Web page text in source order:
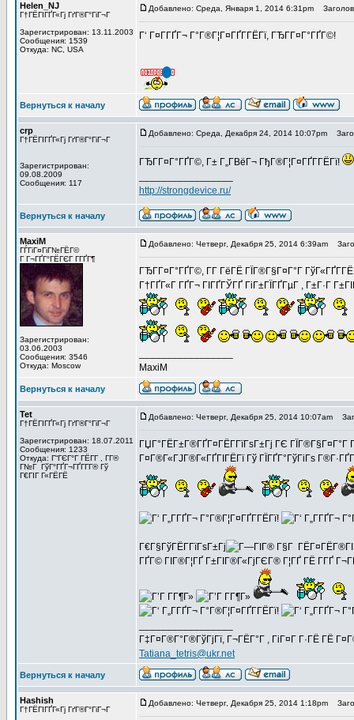
Helen_NJ
Г†ГЁГІГҐГ«Гј ГґГ®Г°ГіГ¬Г
Зарегистрирован: 13.11.2003
Сообщения: 1539
Откуда: NC, USA
Добавлено: Среда, Января 1, 2014 6:31pm
Г‘ Г¤Г­ГҐГ¬ Г°Г®Г¦Г¤ГҐГ­ГЁГї, ГЂГ­Г¤Г°ГҐГ©!
Вернуться к началу
crp
Г†ГЁГІГҐГ«Гј ГґГ®Г°ГіГ¬Г
Зарегистрирован:
09.08.2009
Сообщения: 117
Добавлено: Среда, Декабря 24, 2014 10:07pm
ГЂГ­Г¤Г°ГҐГ©, Г± Г„Г­ВёГ¬ ГђГ®Г¦Г¤ГҐГ­ГЁГї!
http://strongdevice.ru/
Вернуться к началу
MaxiM
ГЃГіГ¤ГіГ№ГЁГ©
Г Г¬ГҐГ°ГЁГЄГ Г­ГҐГ¶
Зарегистрирован:
03.06.2003
Сообщения: 3546
Откуда: Moscow
Добавлено: Четверг, Декабря 25, 2014 6:39am
ГЂГ­Г¤Г°ГҐГ©, Г­Г ГёГЁ ГЇГ®Г§Г¤Г°Г
Г†ГҐГ«Г ГҐГ¬ ГІГҐГЎГҐ ГіГ±ГЇГҐГµГ , Г±Г·Г
MaxiM
Вернуться к началу
Tet
Г†ГЁГІГҐГ«Гј ГґГ®Г°ГіГ¬Г
Зарегистрирован: 18.07.2011
Сообщения: 1233
Откуда: Г“ГЄГ°Г ГЁГ­Г , Г­Г®
Г№Г ГўГ°ГҐГ¬ГҐГ­Г­Г® Гў
Г€ГІГ Г«ГЁГЁ
Добавлено: Четверг, Декабря 25, 2014 10:07am
ГЏГ°ГЁГ±Г®ГҐГ¤ГЁГ­ГїГѕГ±Гј ГЄ ГЇГ®Г§Г¤Г°Г
Г¤Г®Г«ГЈГ®Г«ГҐГІГЁГї Гў ГЇГҐГ°ГўГіГѕ
Г€Г§ГўГЁГ­ГїГѕГ±Гј
ГҐГ© ГІГ®Г¦ГҐ Г±ГІГ®Г«ГјГЄГ® Г¦ГҐ ГЁ Г­ГҐ
Г‡Г¤Г®Г°Г®ГўГјГї, Г¬ГЁГ°Г , ГіГ¤Г Г·ГЁ ГЁ
Tatiana_tetris@ukr.net
Вернуться к началу
Hashish
Г†ГЁГІГҐГ«Гј ГґГ®Г°ГіГ¬Г
Добавлено: Четверг, Декабря 25, 2014 1:18pm